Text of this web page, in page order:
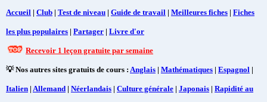
Accueil | Club | Test de niveau | Guide de travail | Meilleures fiches | Fiches
les plus populaires | Partager | Livre d'or
Recevoir 1 leçon gratuite par semaine
💡 Nos autres sites gratuits de cours : Anglais | Mathématiques | Espagnol |
Italien | Allemand | Néerlandais | Culture générale | Japonais | Rapidité au